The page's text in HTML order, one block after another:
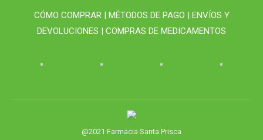
CÓMO COMPRAR | MÉTODOS DE PAGO | ENVÍOS Y
DEVOLUCIONES | COMPRAS DE MEDICAMENTOS
@2021 Farmacia Santa Prisca